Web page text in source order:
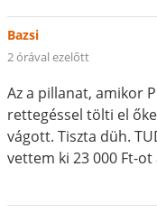
Bazsi
2 órával ezelőtt
Az a pillanat, amikor
rettegéssel tölti el
vágott. Tiszta düh.
vettem ki 23 000 Ft-